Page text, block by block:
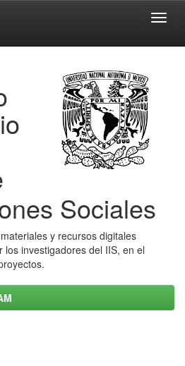
Sociales
y recursos digitales
investigadores del IIS, en el